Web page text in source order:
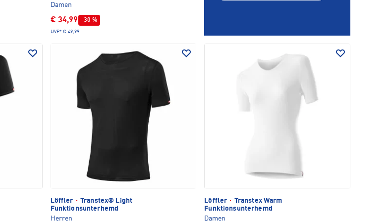
Damen
€ 34,99 -30 %
UVP* € 49,99
Löffler · Transtex® Light
Funktionsunterhemd
Herren
Löffler · Transtex Warm
Funktionsunterhemd
Damen